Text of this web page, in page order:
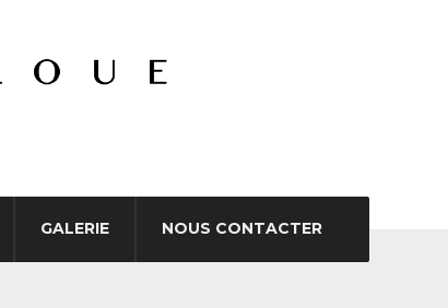
GALERIE NOUS CONTACTER